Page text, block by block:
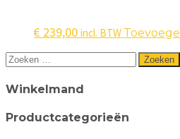
€ 239,00 incl. BTW
Zoeken
Winkelmand
Productcategorieën